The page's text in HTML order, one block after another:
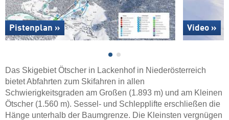
Pistenplan » Video »
Das Skigebiet Ötscher in Lackenhof in Niederösterreich
bietet Abfahrten zum Skifahren in allen
Schwierigkeitsgraden am Großen (1.893 m) und am Kleinen
Ötscher (1.560 m). Sessel- und Schlepplifte erschließen die
Hänge unterhalb der Baumgrenze. Die Kleinsten vergnügen